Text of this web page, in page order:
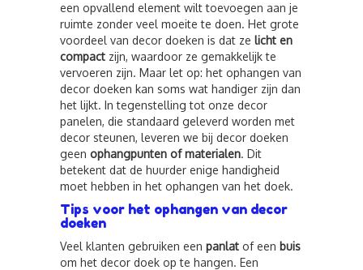
een opvallend element wilt toevoegen aan je
ruimte zonder veel moeite te doen. Het grote
voordeel van decor doeken is dat ze licht en
compact zijn, waardoor ze gemakkelijk te
vervoeren zijn. Maar let op: het ophangen van
decor doeken kan soms wat handiger zijn dan
het lijkt. In tegenstelling tot onze decor
panelen, die standaard geleverd worden met
decor steunen, leveren we bij decor doeken
geen ophangpunten of materialen. Dit
betekent dat de huurder enige handigheid
moet hebben in het ophangen van het doek.
Tips voor het ophangen van decor
doeken
Veel klanten gebruiken een panlat of een buis
om het decor doek op te hangen. Een